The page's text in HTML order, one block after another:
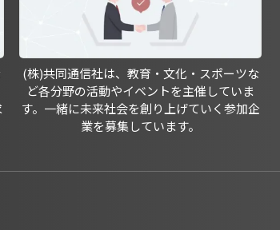
(株)共同通信社は、教育・文化・スポーツな
ど各分野の活動やイベントを主催していま
す。一緒に未来社会を創り上げていく参加企
業を募集しています。